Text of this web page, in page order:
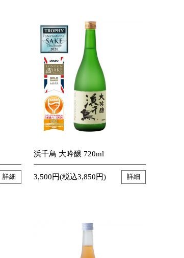
詳細
浜千鳥 大吟醸 720ml
3,500円(税込3,850円) 詳細